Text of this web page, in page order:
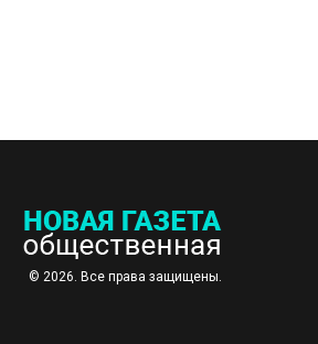
© 2026. Все права защищены.